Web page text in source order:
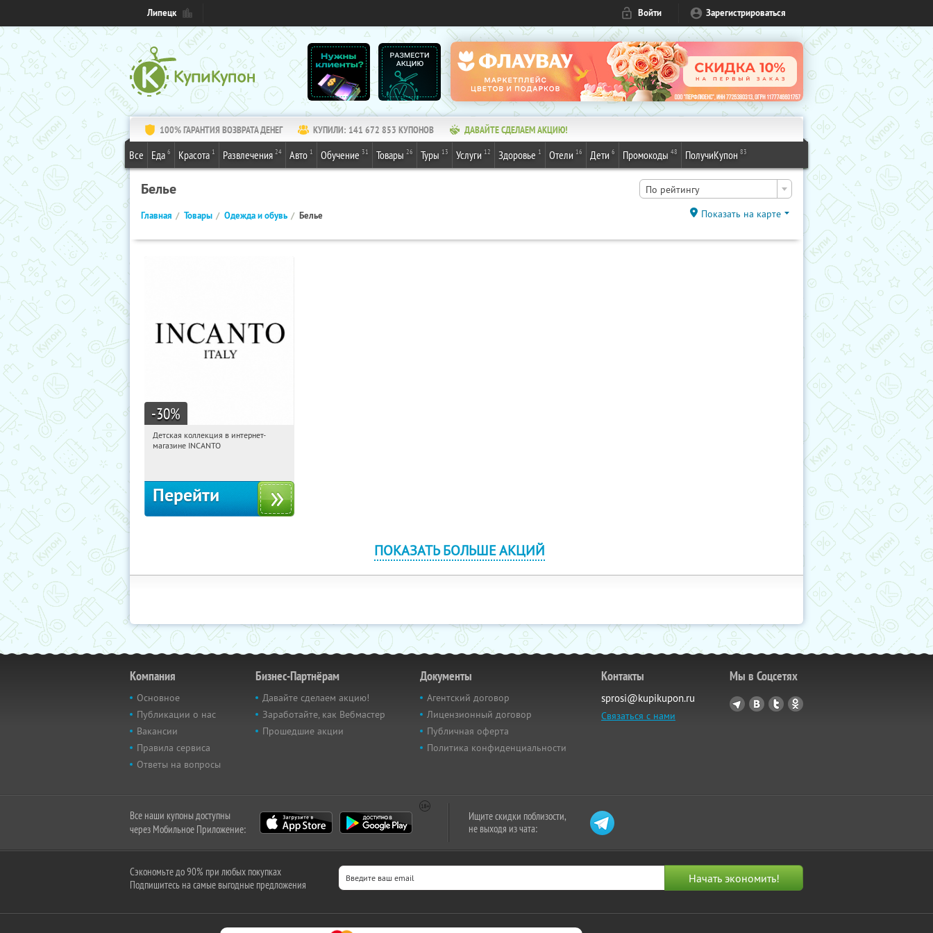
Липецк Войти Зарегистрироваться
100% ГАРАНТИЯ ВОЗВРАТА ДЕНЕГ КУПИЛИ: 141 672 853 КУПОНОВ ДАВАЙТЕ СДЕЛАЕМ АКЦИЮ!
Все Еда 6 Красота 1 Развлечения 24 Авто 1 Обучение 31 Товары 26 Туры 13 Услуги 12 Здоровье 1 Отели 16 Дети 6 Промокоды 48 ПолучиКупон 83
Белье По рейтингу
Главная Товары Одежда и обувь Белье Показать на карте
-30%
08:16:21
Получи первым!
Детская коллекция в интернет-
магазине INCANTO
Перейти
ПОКАЗАТЬ БОЛЬШЕ АКЦИЙ
Компания
Основное
Публикации о нас
Вакансии
Правила сервиса
Ответы на вопросы
Бизнес-Партнёрам
Давайте сделаем акцию!
Заработайте, как Вебмастер
Прошедшие акции
Документы
Агентский договор
Лицензионный договор
Публичная оферта
Политика конфиденциальности
Контакты
sprosi@kupikupon.ru
Связаться с нами
Мы в Соцсетях
Все наши купоны доступны
через Мобильное Приложение:
Ищите скидки поблизости,
не выходя из чата:
Сэкономьте до 90% при любых покупках
Подпишитесь на самые выгодные предложения